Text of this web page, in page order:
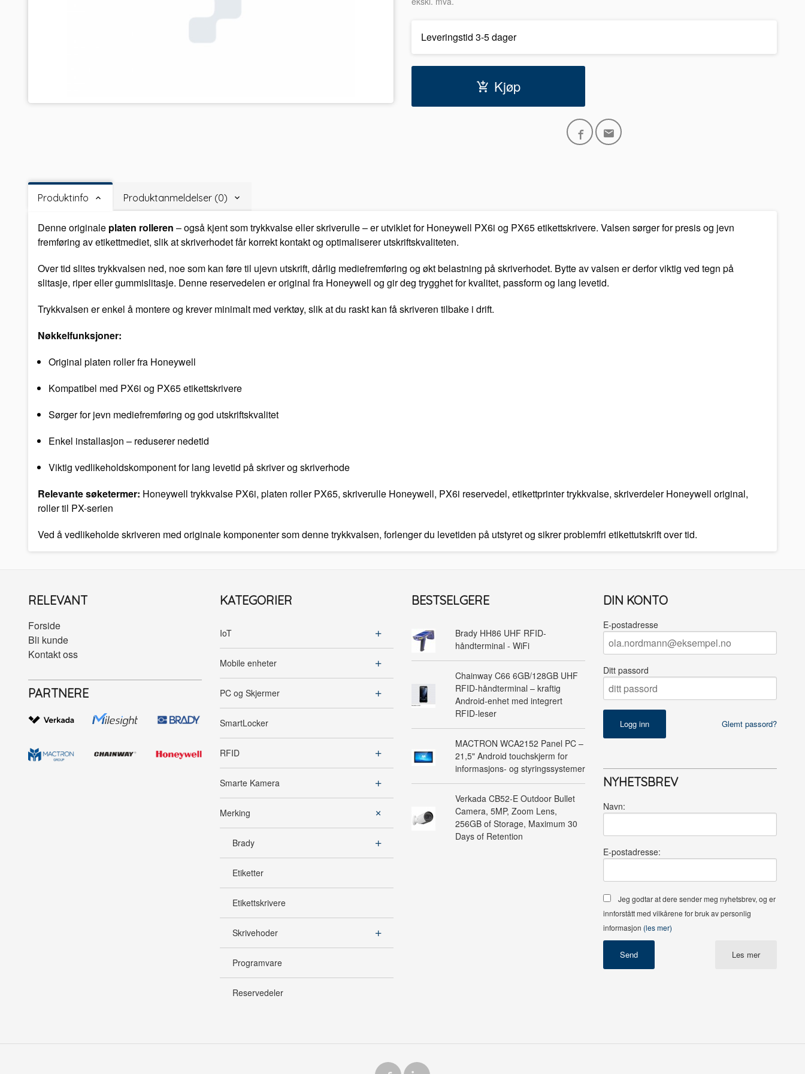
Leveringstid 3-5 dager
Kjøp
Produktinfo Produktanmeldelser (0)
Denne originale platen rolleren – også kjent som trykkvalse eller skriverulle – er utviklet for Honeywell PX6i og PX65 etikettskrivere. Valsen sørger for presis og jevn
fremføring av etikettmediet, slik at skriverhodet får korrekt kontakt og optimaliserer utskriftskvaliteten.
Over tid slites trykkvalsen ned, noe som kan føre til ujevn utskrift, dårlig mediefremføring og økt belastning på skriverhodet. Bytte av valsen er derfor viktig ved tegn på
slitasje, riper eller gummislitasje. Denne reservedelen er original fra Honeywell og gir deg trygghet for kvalitet, passform og lang levetid.
Trykkvalsen er enkel å montere og krever minimalt med verktøy, slik at du raskt kan få skriveren tilbake i drift.
Nøkkelfunksjoner:
Original platen roller fra Honeywell
Kompatibel med PX6i og PX65 etikettskrivere
Sørger for jevn mediefremføring og god utskriftskvalitet
Enkel installasjon – reduserer nedetid
Viktig vedlikeholdskomponent for lang levetid på skriver og skriverhode
Relevante søketermer: Honeywell trykkvalse PX6i, platen roller PX65, skriverulle Honeywell, PX6i reservedel, etikettprinter trykkvalse, skriverdeler Honeywell original,
roller til PX-serien
Ved å vedlikeholde skriveren med originale komponenter som denne trykkvalsen, forlenger du levetiden på utstyret og sikrer problemfri etikettutskrift over tid.
RELEVANT
Forside
Bli kunde
Kontakt oss
PARTNERE
KATEGORIER
IoT
Mobile enheter
PC og Skjermer
SmartLocker
RFID
Smarte Kamera
Merking
Brady
Etiketter
Etikettskrivere
Skrivehoder
Programvare
Reservedeler
BESTSELGERE
Brady HH86 UHF RFID-
håndterminal - WiFi
Chainway C66 6GB/128GB UHF
RFID-håndterminal – kraftig
Android-enhet med integrert
RFID-leser
MACTRON WCA2152 Panel PC –
21,5" Android touchskjerm for
informasjons- og styringssystemer
Verkada CB52-E Outdoor Bullet
Camera, 5MP, Zoom Lens,
256GB of Storage, Maximum 30
Days of Retention
DIN KONTO
E-postadresse
Ditt passord
Glemt passord?
NYHETSBREV
Navn:
E-postadresse:
Jeg godtar at dere sender meg nyhetsbrev, og er
innforstått med vilkårene for bruk av personlig
informasjon (les mer)
Les mer